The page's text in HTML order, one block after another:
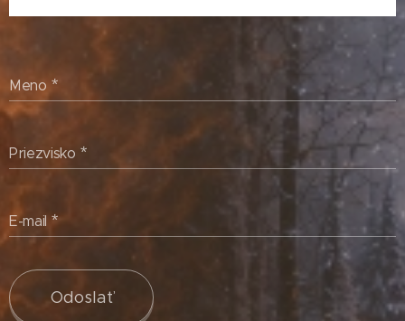
Meno
Priezvisko
E-mail
Odoslať